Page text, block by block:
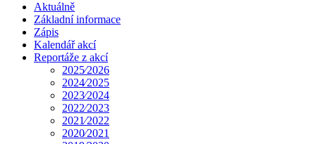
Aktuálně
Základní informace
Zápis
Kalendář akcí
Reportáže z akcí
2025⁄2026
2024⁄2025
2023⁄2024
2022⁄2023
2021⁄2022
2020⁄2021